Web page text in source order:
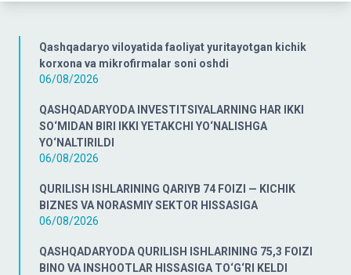
Qashqadaryo viloyatida faoliyat yuritayotgan kichik
korxona va mikrofirmalar soni oshdi
06/08/2026
QASHQADARYODA INVESTITSIYALARNING HAR IKKI
SO‘MIDAN BIRI IKKI YETAKCHI YO‘NALISHGA
YO‘NALTIRILDI
06/08/2026
QURILISH ISHLARINING QARIYB 74 FOIZI — KICHIK
BIZNES VA NORASMIY SEKTOR HISSASIGA
06/08/2026
QASHQADARYODA QURILISH ISHLARINING 75,3 FOIZI
BINO VA INSHOOTLAR HISSASIGA TO‘G‘RI KELDI